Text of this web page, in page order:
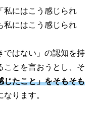
私にはこう感じられ
私にはこう感じられ
ではない」の認知を持
ことを言おうとし、そ
じたこと」をそもそも
なります。